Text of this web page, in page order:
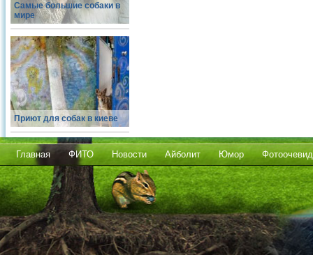
Самые большие собаки в
мире
Приют для собак в киеве
Главная ФИТО Новости Айболит Юмор